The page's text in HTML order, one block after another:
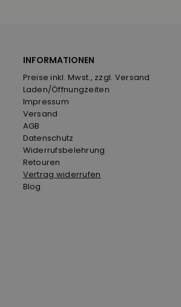
INFORMATIONEN
Preise inkl. Mwst., zzgl. Versand
Laden/Öffnungzeiten
Impressum
Versand
AGB
Datenschutz
Widerrufsbelehrung
Retouren
Vertrag widerrufen
Blog